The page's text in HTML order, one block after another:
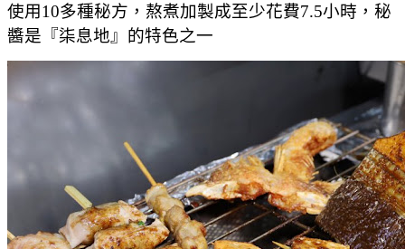
使用10多種秘方，熬煮加製成至少花費7.5小時，秘
醬是『柒息地』的特色之一